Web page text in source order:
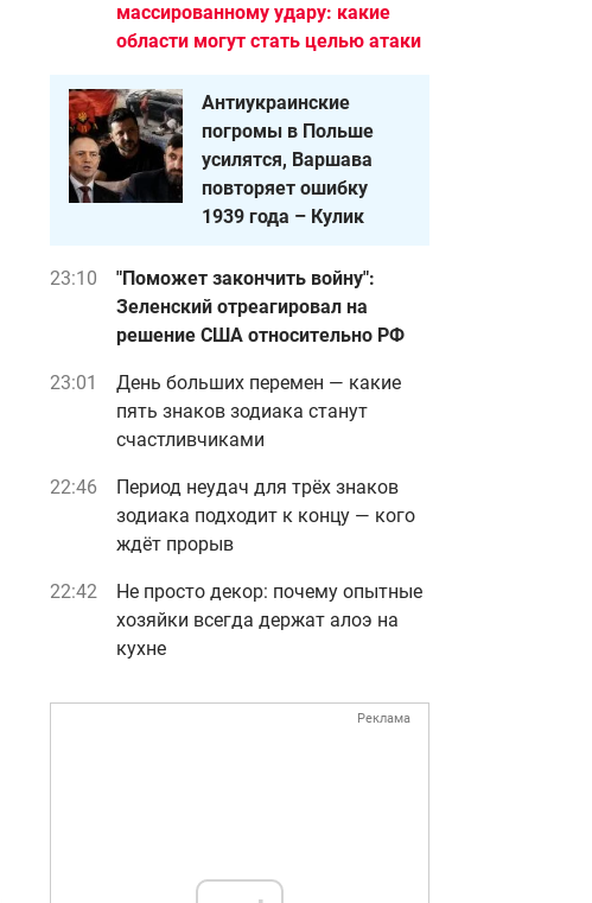
массированному удару: какие
области могут стать целью атаки
Антиукраинские
погромы в Польше
усилятся, Варшава
повторяет ошибку
1939 года – Кулик
23:10
"Поможет закончить войну":
Зеленский отреагировал на
решение США относительно РФ
23:01
День больших перемен — какие
пять знаков зодиака станут
счастливчиками
22:46
Период неудач для трёх знаков
зодиака подходит к концу — кого
ждёт прорыв
22:42
Не просто декор: почему опытные
хозяйки всегда держат алоэ на
кухне
Реклама